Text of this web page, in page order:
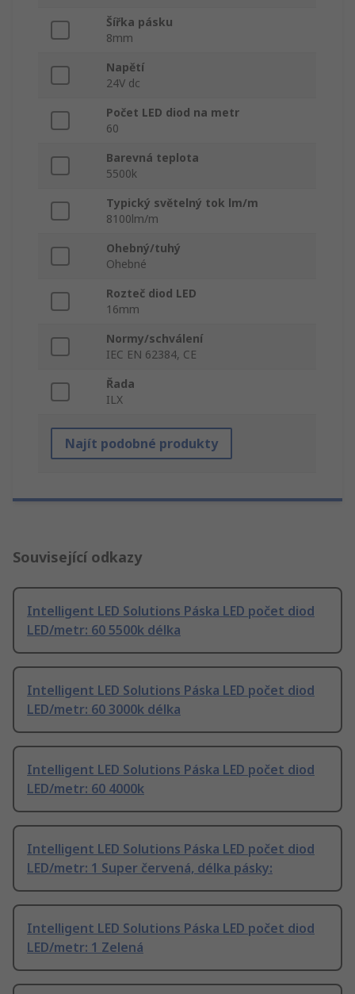
Šířka pásku
8mm
Napětí
24V dc
Počet LED diod na metr
60
Barevná teplota
5500k
Typický světelný tok lm/m
8100lm/m
Ohebný/tuhý
Ohebné
Rozteč diod LED
16mm
Normy/schválení
IEC EN 62384, CE
Řada
ILX
Najít podobné produkty
Související odkazy
Intelligent LED Solutions Páska LED počet diod
LED/metr: 60 5500k délka
Intelligent LED Solutions Páska LED počet diod
LED/metr: 60 3000k délka
Intelligent LED Solutions Páska LED počet diod
LED/metr: 60 4000k
Intelligent LED Solutions Páska LED počet diod
LED/metr: 1 Super červená, délka pásky:
Intelligent LED Solutions Páska LED počet diod
LED/metr: 1 Zelená